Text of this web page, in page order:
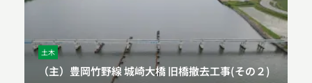
土木
（主）豊岡竹野線 城崎大橋 旧橋撤去工事(その２)